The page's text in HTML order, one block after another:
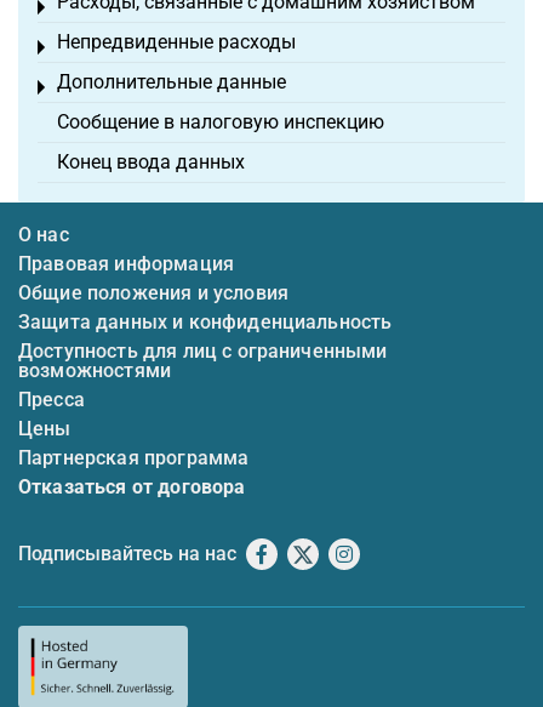
Toggle menu
Непредвиденные расходы
Toggle menu
Дополнительные данные
Toggle menu
Сообщение в налоговую инспекцию
Конец ввода данных
О нас
Правовая информация
Общие положения и условия
Защита данных и конфиденциальность
Доступность для лиц с ограниченными
возможностями
Пресса
Цены
Партнерская программа
Отказаться от договора
Подписывайтесь на нас Facebook
X Instagram